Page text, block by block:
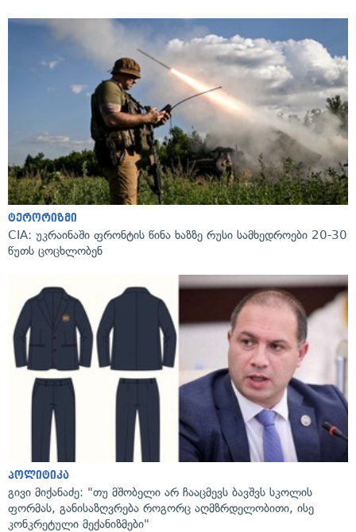
ტერორიზმი
CIA: უკრაინაში ფრონტის წინა ხაზზე რუსი სამხედროები 20-30
წუთს ცოცხლობენ
პოლიტიკა
გივი მიქანაძე: "თუ მშობელი არ ჩააცმევს ბავშვს სკოლის
ფორმას, განისაზღვრება როგორც აღმზრდელობითი, ისე
კონკრეტული მექანიზმები"